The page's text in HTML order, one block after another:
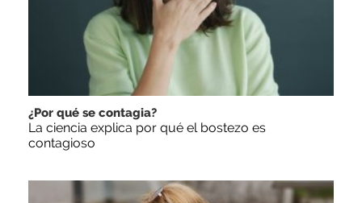
¿Por qué se contagia?
La ciencia explica por qué el bostezo es
contagioso